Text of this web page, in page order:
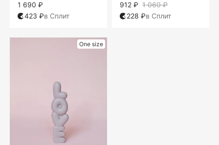
1 690 ₽
423 ₽в Сплит
1 060 ₽
912 ₽
228 ₽в Сплит
One size